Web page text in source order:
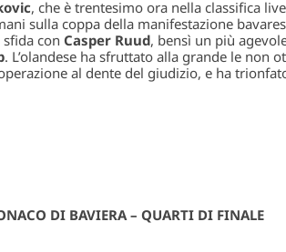
, che è trentesimo ora nella classifica
sulla coppa della manifestazione
con Casper Ruud, bensì un più
. L’olandese ha sfruttato alla grande le non
al dente del giudizio, e ha
DI BAVIERA – QUARTI DI FINALE